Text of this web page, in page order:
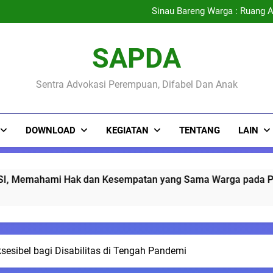
Sinau Bareng Warga : Ruang
May Day 2026 : Buruh
Sinau Bareng Warga : Ruang
May Day 2026 : Buruh
SAPDA
Sentra Advokasi Perempuan, Difabel Dan Anak
DOWNLOAD KEGIATAN TENTANG LAIN
yang Sama Warga pada Pembangunan di Nglipar
bagi Disabilitas di Tengah Pandemi